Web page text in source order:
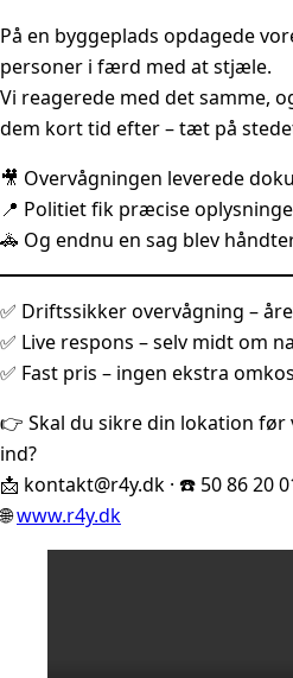
På en byggeplads opdagede
personer i færd med at stjæle.
Vi reagerede med det samme,
dem kort tid efter – tæt på
🎥 Overvågningen leverede
📍 Politiet fik præcise
🚓 Og endnu en sag blev
✅ Driftssikker overvågning –
✅ Live respons – selv midt om
✅ Fast pris – ingen ekstra
👉 Skal du sikre din lokation
ind?
📩 kontakt@r4y.dk · ☎️ 50 86 20
🌐www.r4y.dk